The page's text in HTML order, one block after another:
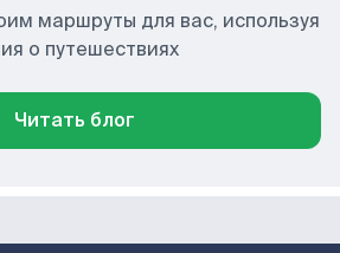
маршруты для вас, используя
о путешествиях
Читать блог